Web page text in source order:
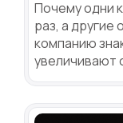
Почему одни
раз, а
компанию
увеличивают